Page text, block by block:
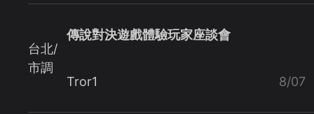
台北/
市調
傳說對決遊戲體驗玩家座談會
Tror1 8/07